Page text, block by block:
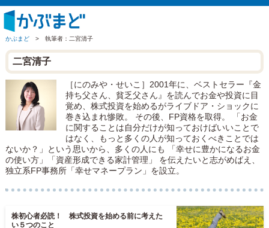
かぶまど > 執筆者：二宮清子
二宮清子
［にのみや・せいこ］2001年に、ベストセラー『金
持ち父さん、貧乏父さん』を読んでお金や投資に目
覚め、株式投資を始めるがライブドア・ショックに
巻き込まれ惨敗。 その後、FP資格を取得。 「お金
に関することは自分だけが知っておけばいいことで
はなく、もっと多くの人が知っておくべきことでは
ないか？」という思いから、多くの人にも 「幸せに豊かになるお金
の使い方」「資産形成できる家計管理」 を伝えたいと志がめばえ、
独立系FP事務所「幸せマネープラン」を設立。
株初心者必読！ 株式投資を始める前に考えた
い５つのこと